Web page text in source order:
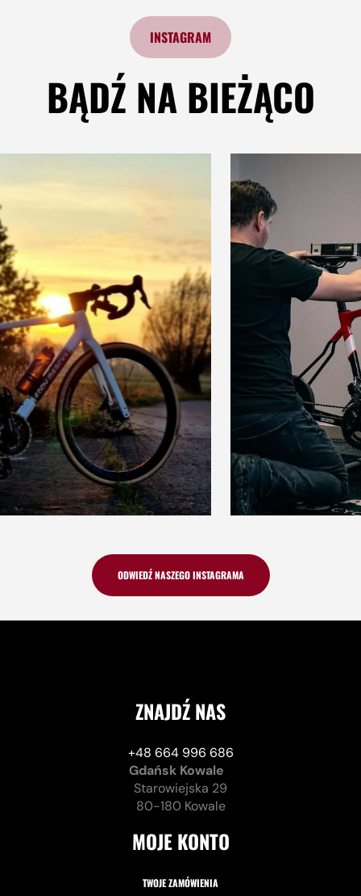
INSTAGRAM
BĄDŹ NA BIEŻĄCO
ODWIEDŹ NASZEGO INSTAGRAMA
ZNAJDŹ NAS
+48 664 996 686
Gdańsk Kowale
Starowiejska 29
80-180 Kowale
MOJE KONTO
TWOJE ZAMÓWIENIA